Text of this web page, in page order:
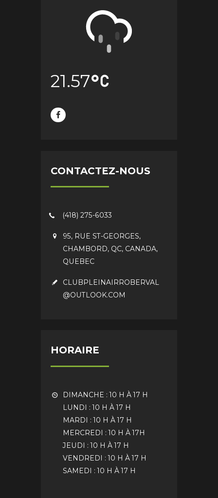
21.57
CONTACTEZ-NOUS
(418) 275-6033
95, RUE ST-GEORGES,
CHAMBORD, QC, CANADA,
QUEBEC
CLUBPLEINAIRROBERVAL
@OUTLOOK.COM
HORAIRE
DIMANCHE : 10 H À 17 H
LUNDI : 10 H À 17 H
MARDI : 10 H À 17 H
MERCREDI : 10 H À 17H
JEUDI : 10 H À 17 H
VENDREDI : 10 H À 17 H
SAMEDI : 10 H À 17 H